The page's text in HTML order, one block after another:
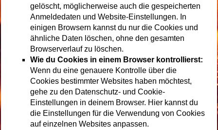
gelöscht, möglicherweise auch die gespeicherten
Anmeldedaten und Website-Einstellungen. In
einigen Browsern kannst du nur die Cookies und
ähnliche Daten löschen, ohne den gesamten
Browserverlauf zu löschen.
Wie du Cookies in einem Browser kontrollierst:
Wenn du eine genauere Kontrolle über die
Cookies bestimmter Websites haben möchtest,
gehe zu den Datenschutz- und Cookie-
Einstellungen in deinem Browser. Hier kannst du
die Einstellungen für die Verwendung von Cookies
auf einzelnen Websites anpassen.